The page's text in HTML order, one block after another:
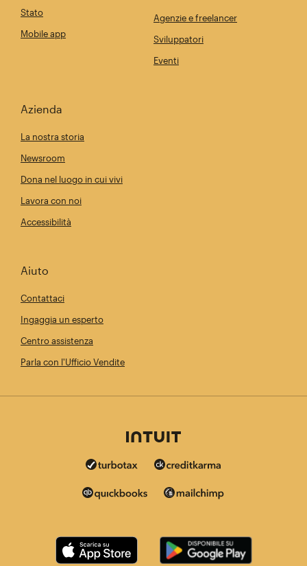
Stato
Mobile app
Agenzie e freelancer
Sviluppatori
Eventi
Azienda
La nostra storia
Newsroom
Dona nel luogo in cui vivi
Lavora con noi
Accessibilità
Aiuto
Contattaci
Ingaggia un esperto
Centro assistenza
Parla con l'Ufficio Vendite